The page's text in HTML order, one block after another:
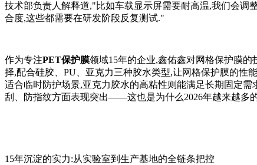
技术部负责人解释道,"比如车载显示屏需要耐高温,我们会调
合度,这些都需要在研发阶段反复测试."
作为专注PET保护膜领域15年的企业,鑫佑鑫对网格保护膜
择,配合硅胶、PU、亚克力三种胶水类型,让网格保护膜的性
适合临时防护场景,亚克力胶水的高粘性则能满足长期固定
刮、防指纹方面表现突出——这也是为什么2026年越来越多
15年沉淀的实力:从实验室到生产基地的全链条把控